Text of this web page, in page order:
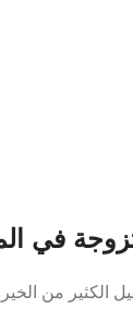
في
من